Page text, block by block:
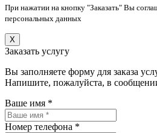
При нажатии на кнопку "Заказать" Вы
персональных данных
X
Заказать услугу
Вы заполняете форму для заказа
Напишите, пожалуйста, в
Ваше имя *
Номер телефона *